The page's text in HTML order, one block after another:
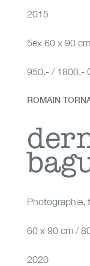
2015
5ex 60 x 90
950.- / 1800.-
ROMAIN
Photographie,
60 x 90 cm /
2020